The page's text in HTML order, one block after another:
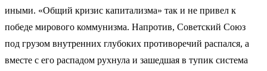
иными. «Общий кризис капитализма» так и не привел к
победе мирового коммунизма. Напротив, Советский Союз
под грузом внутренних глубоких противоречий распался, а
вместе с его распадом рухнула и зашедшая в тупик система